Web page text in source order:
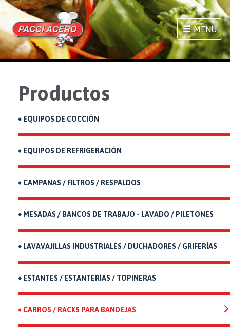
MENU
Productos
♦ EQUIPOS DE COCCIÓN
♦ EQUIPOS DE REFRIGERACIÓN
♦ CAMPANAS / FILTROS / RESPALDOS
♦ MESADAS / BANCOS DE TRABAJO - LAVADO / PILETONES
♦ LAVAVAJILLAS INDUSTRIALES / DUCHADORES / GRIFERÍAS
♦ ESTANTES / ESTANTERÍAS / TOPINERAS
♦ CARROS / RACKS PARA BANDEJAS